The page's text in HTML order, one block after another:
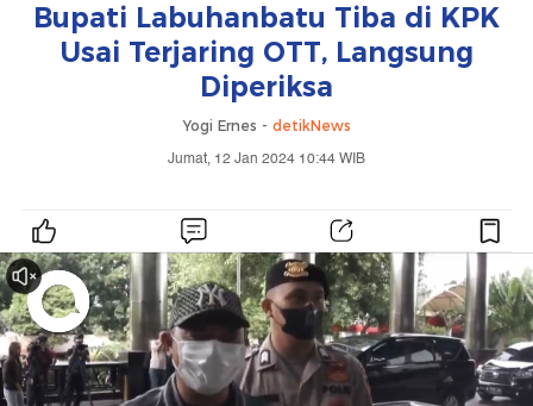
Bupati Labuhanbatu Tiba di KPK
Usai Terjaring OTT, Langsung
Diperiksa
Yogi Ernes - detikNews
Jumat, 12 Jan 2024 10:44 WIB